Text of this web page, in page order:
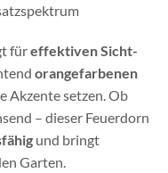
füreffektiven Sicht-
orangefarbenen
Akzente setzen. Ob
– dieser Feuerdorn
und bringt
Garten.